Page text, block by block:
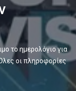
το ημερολόγιο για
οι πληροφορίες